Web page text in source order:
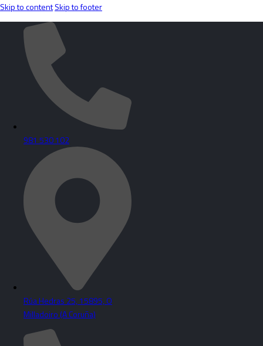
Skip to contentSkip to footer
981 530 102
Rúa Hedras 25, 15895, O
Milladoiro (A Coruña)